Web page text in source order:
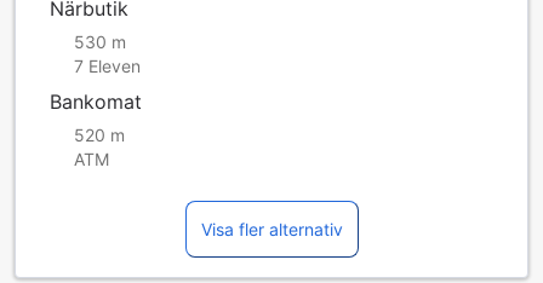
Närbutik
530 m
7 Eleven
Bankomat
520 m
ATM
Visa fler alternativ